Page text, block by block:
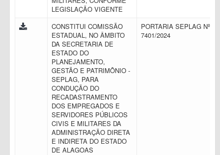
LEGISLAÇÃO VIGENTE
CONSTITUI COMISSÃO
ESTADUAL, NO ÂMBITO
DA SECRETARIA DE
ESTADO DO
PLANEJAMENTO,
GESTÃO E PATRIMÔNIO -
SEPLAG, PARA
CONDUÇÃO DO
RECADASTRAMENTO
DOS EMPREGADOS E
SERVIDORES PÚBLICOS
CIVIS E MILITARES DA
ADMINISTRAÇÃO DIRETA
E INDIRETA DO ESTADO
DE ALAGOAS
PORTARIA SEPLAG Nº
7401/2024